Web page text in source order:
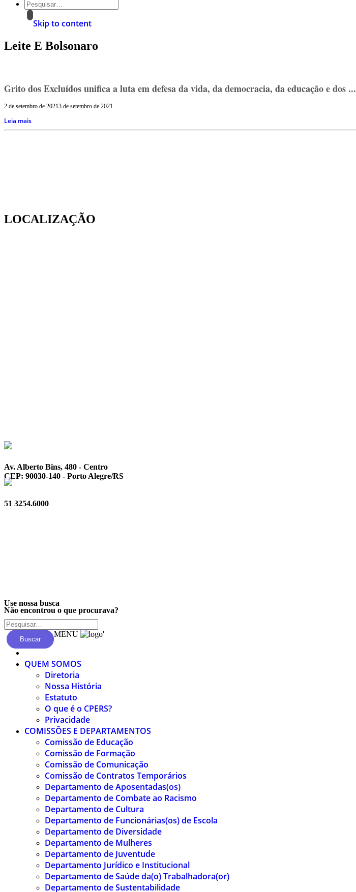
Skip to content
Leite E Bolsonaro
Grito dos Excluídos unifica a luta em defesa da vida, da democracia, da educação e dos ...
2 de setembro de 20213 de setembro de 2021
Leia mais
LOCALIZAÇÃO
Av. Alberto Bins, 480 - Centro
CEP: 90030-140 - Porto Alegre/RS
51 3254.6000
Não encontrou o que procurava?
Use nossa busca
Buscar
MENU '
QUEM SOMOS
Diretoria
Nossa História
Estatuto
O que é o CPERS?
Privacidade
COMISSÕES E DEPARTAMENTOS
Comissão de Educação
Comissão de Formação
Comissão de Comunicação
Comissão de Contratos Temporários
Departamento de Aposentadas(os)
Departamento de Combate ao Racismo
Departamento de Cultura
Departamento de Funcionárias(os) de Escola
Departamento de Diversidade
Departamento de Mulheres
Departamento de Juventude
Departamento Jurídico e Institucional
Departamento de Saúde da(o) Trabalhadora(or)
Departamento de Sustentabilidade